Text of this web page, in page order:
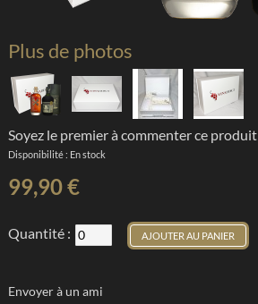
Plus de photos
Soyez le premier à commenter ce produit
Disponibilité : En stock
99,90 €
Quantité : AJOUTER AU PANIER
Envoyer à un ami